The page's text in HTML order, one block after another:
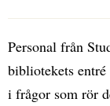
Personal från
bibliotekets
i frågor som rör